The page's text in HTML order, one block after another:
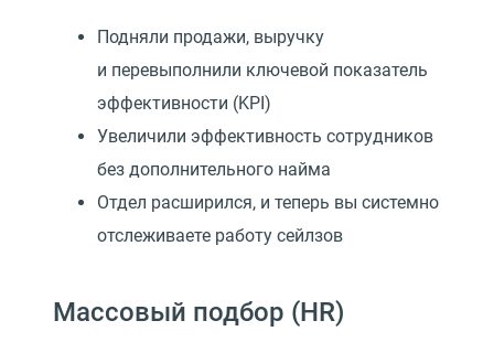
Подняли продажи, выручку
и перевыполнили ключевой показатель
эффективности (KPI)
Увеличили эффективность сотрудников
без дополнительного найма
Отдел расширился, и теперь вы системно
отслеживаете работу сейлзов
Массовый подбор (HR)